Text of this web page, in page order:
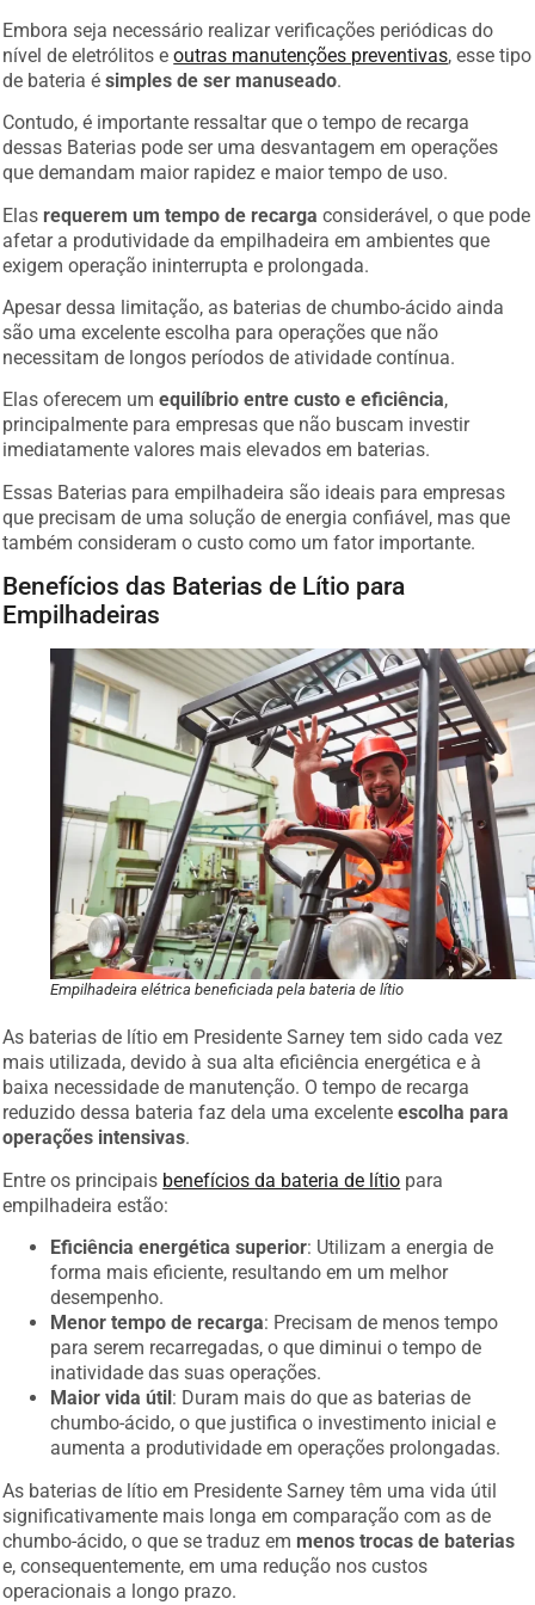
Embora seja necessário realizar verificações periódicas do
nível de eletrólitos eoutras manutenções preventivas, esse tipo
de bateria ésimples de ser manuseado.
Contudo, é importante ressaltar que o tempo de recarga
dessas Baterias pode ser uma desvantagem em operações
que demandam maior rapidez e maior tempo de uso.
Elas requerem um tempo de recarga considerável, o que pode
afetar a produtividade da empilhadeira em ambientes que
exigem operação ininterrupta e prolongada.
Apesar dessa limitação, as baterias de chumbo-ácido ainda
são uma excelente escolha para operações que não
necessitam de longos períodos de atividade contínua.
Elas oferecem umequilíbrio entre custo e eficiência,
principalmente para empresas que não buscam investir
imediatamente valores mais elevados em baterias.
Essas Baterias para empilhadeira são ideais para empresas
que precisam de uma solução de energia confiável, mas que
também consideram o custo como um fator importante.
Benefícios das Baterias de Lítio para
Empilhadeiras
Empilhadeira elétrica beneficiada pela bateria de lítio
As baterias de lítio em Presidente Sarney tem sido cada vez
mais utilizada, devido à sua alta eficiência energética e à
baixa necessidade de manutenção. O tempo de recarga
reduzido dessa bateria faz dela uma excelenteescolha para
operações intensivas.
Entre os principais benefícios da bateria de lítio para
empilhadeira estão:
Eficiência energética superior: Utilizam a energia de
forma mais eficiente, resultando em um melhor
desempenho.
Menor tempo de recarga: Precisam de menos tempo
para serem recarregadas, o que diminui o tempo de
inatividade das suas operações.
Maior vida útil : Duram mais do que as baterias de
chumbo-ácido, o que justifica o investimento inicial e
aumenta a produtividade em operações prolongadas.
As baterias de lítio em Presidente Sarney têm uma vida útil
significativamente mais longa em comparação com as de
chumbo-ácido, o que se traduz em menos trocas de baterias
e, consequentemente, em uma redução nos custos
operacionais a longo prazo.